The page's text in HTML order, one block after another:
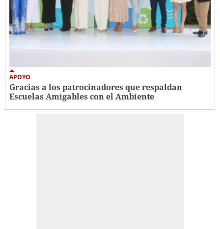
APOYO
Gracias a los patrocinadores que respaldan
Escuelas Amigables con el Ambiente